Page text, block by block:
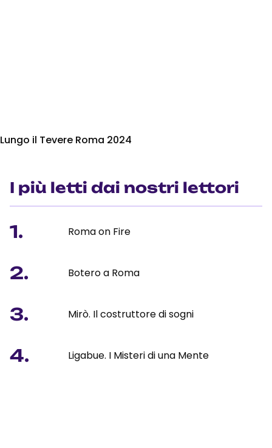
Lungo il Tevere Roma 2024
I più letti dai nostri lettori
1. Roma on Fire
2. Botero a Roma
3. Mirò. Il costruttore di sogni
4. Ligabue. I Misteri di una Mente